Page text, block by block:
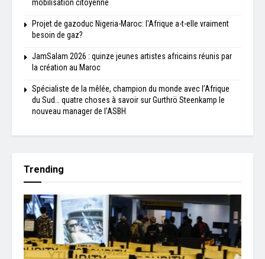
mobilisation citoyenne
Projet de gazoduc Nigeria-Maroc: l'Afrique a-t-elle vraiment
besoin de gaz?
JamSalam 2026 : quinze jeunes artistes africains réunis par
la création au Maroc
Spécialiste de la mêlée, champion du monde avec l’Afrique
du Sud… quatre choses à savoir sur Gurthrö Steenkamp le
nouveau manager de l’ASBH
Trending